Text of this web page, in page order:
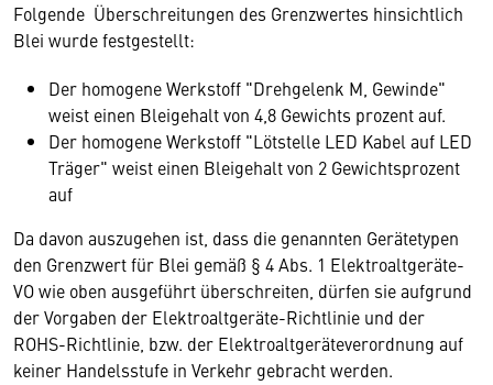
Folgende Überschreitungen des Grenzwertes hinsichtlich
Blei wurde festgestellt:
Der homogene Werkstoff "Drehgelenk M, Gewinde"
weist einen Bleigehalt von 4,8 Gewichts prozent auf.
Der homogene Werkstoff "Lötstelle LED Kabel auf LED
Träger" weist einen Bleigehalt von 2 Gewichtsprozent
auf
Da davon auszugehen ist, dass die genannten Gerätetypen
den Grenzwert für Blei gemäß § 4 Abs. 1 Elektroaltgeräte-
VO wie oben ausgeführt überschreiten, dürfen sie aufgrund
der Vorgaben der Elektroaltgeräte-Richtlinie und der
ROHS-Richtlinie, bzw. der Elektroaltgeräteverordnung auf
keiner Handelsstufe in Verkehr gebracht werden.